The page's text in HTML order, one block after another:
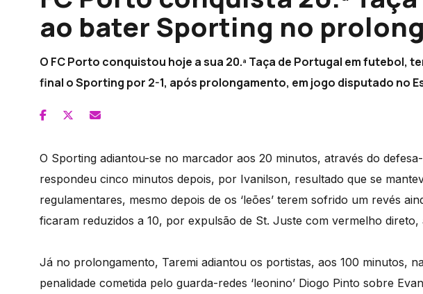
ao bater Sporting no
O FC Porto conquistou hoje a sua 20.ª Taça de Portugal em futebol,
final o Sporting por 2-1, após prolongamento, em jogo disputado no
O Sporting adiantou-se no marcador aos 20 minutos, através do
respondeu cinco minutos depois, por Ivanilson, resultado que se
regulamentares, mesmo depois de os ‘leões’ terem sofrido um revés
ficaram reduzidos a 10, por expulsão de St. Juste com vermelho direto,
Já no prolongamento, Taremi adiantou os portistas, aos 100 minutos,
penalidade cometida pelo guarda-redes ‘leonino’ Diogo Pinto sobre